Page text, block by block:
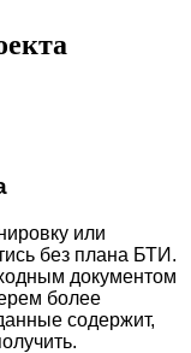
или
без плана БТИ.
документом
более
содержит,